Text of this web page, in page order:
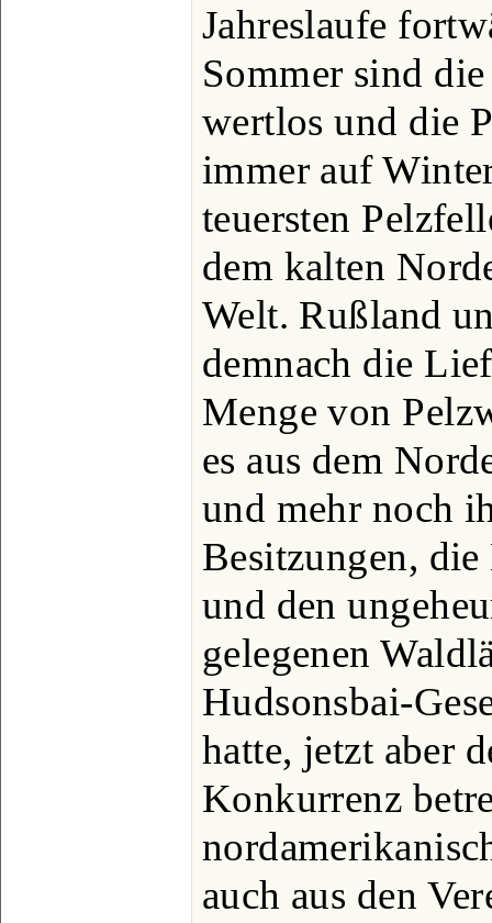
Jahreslaufe
Sommer sind
wertlos und die
immer auf
teuersten
dem kalten
Welt. Rußland
demnach die
Menge von
es aus dem
und mehr noch
Besitzungen,
und den
gelegenen
Hudsonsbai-
hatte, jetzt aber
Konkurrenz
auch aus den